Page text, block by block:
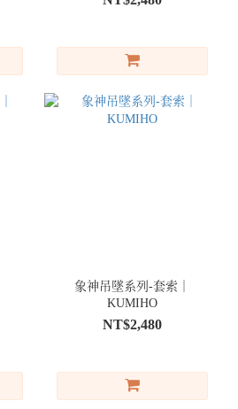
象神吊墜系列-套索｜
KUMIHO
NT$2,480